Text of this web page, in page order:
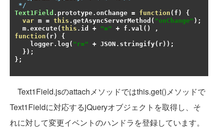
*/
Text1Field . prototype. onChange = function ( f )
{
var m = this . getAsyncServerMethod ( "onChange" );
  m
. execute(this . id + "=" + f . val ()
,
function ( r)
{
    logger
. log ( "r=" + JSON . stringify( r));
});
};
Text1Field.jsのattachメソッドではthis.get()メソッドで
Text1Fieldに対応するjQueryオブジェクトを取得し、そ
れに対して変更イベントのハンドラを登録しています。